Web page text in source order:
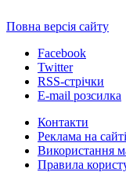
Повна версія сайту
Facebook
Twitter
RSS-стрічки
E-mail розсилка
Контакти
Реклама на сайті
Використання
Правила